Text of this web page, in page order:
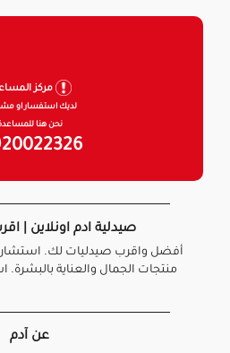
مركز
لديك استفسار او
نحن هنا
صيدلية ادم اونلاين |
أفضل واقرب صيدليات لك.
منتجات الجمال والعناية بالبشرة.
عن آدم